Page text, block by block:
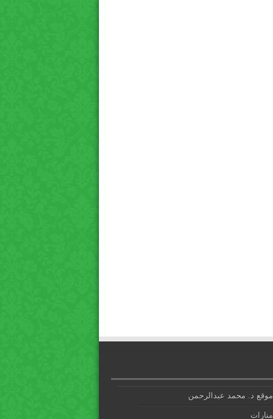
موقع د. محمد عبدالرحمن
منارات